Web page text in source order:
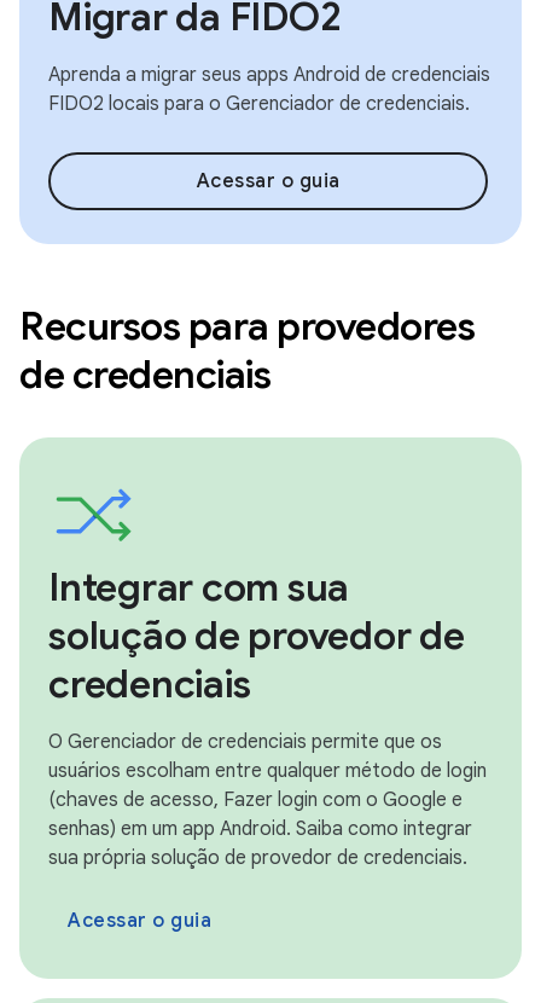
Migrar da FIDO2
Aprenda a migrar seus apps Android de credenciais
FIDO2 locais para o Gerenciador de credenciais.
Acessar o guia
Recursos para provedores
de credenciais
Integrar com sua
solução de provedor de
credenciais
O Gerenciador de credenciais permite que os
usuários escolham entre qualquer método de login
(chaves de acesso, Fazer login com o Google e
senhas) em um app Android. Saiba como integrar
sua própria solução de provedor de credenciais.
Acessar o guia